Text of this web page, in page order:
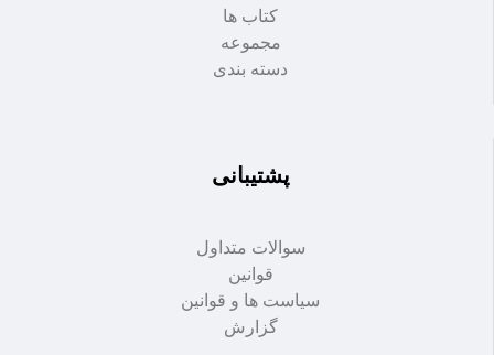
کتاب ها
مجموعه
دسته بندی
پشتیبانی
سوالات متداول
قوانین
سیاست ها و قوانین
گزارش